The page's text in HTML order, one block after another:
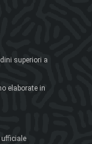
superiori a
elaborate in